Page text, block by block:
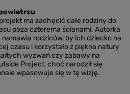
ma zachęcić całe rodziny do
poza czterema ścianami. Autorka
rodziców, by ich dziecko na
czasu i korzystało z piękna natury
wyzwań czy zabawy na
Project, choć narodził się
wpasowuje się w tę wizję.